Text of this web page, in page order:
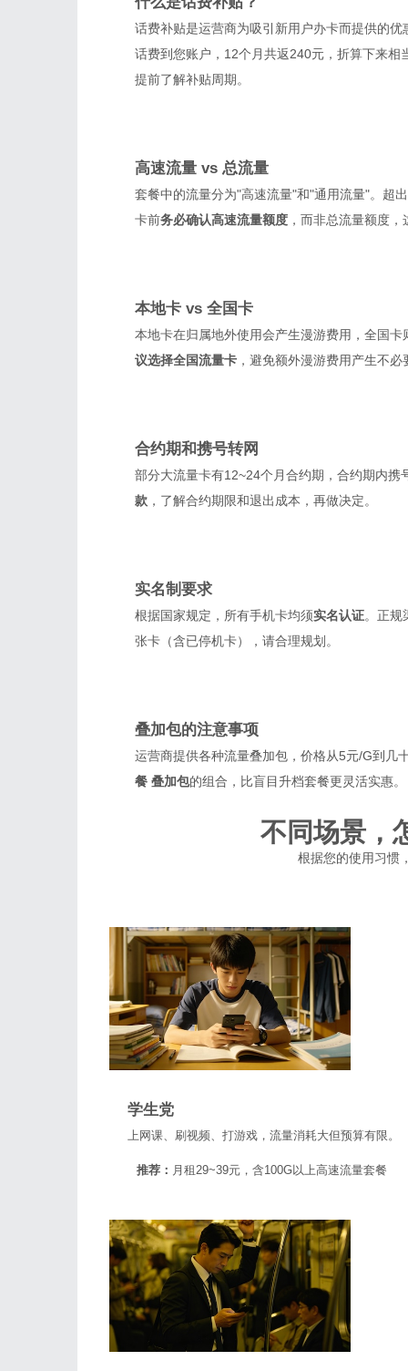
话费补贴是运营商为吸引新用户办卡而提供的
话费到您账户，12个月共返240元，折算下来相
提前了解补贴周期。
高速流量 vs 总流量
套餐中的流量分为"高速流量"和"通用流量"。超
卡前务必确认高速流量额度 ，而非总流量额度
本地卡 vs 全国卡
本地卡在归属地外使用会产生漫游费用，全国
议选择全国流量卡 ，避免额外漫游费用产生不必
合约期和携号转网
部分大流量卡有12~24个月合约期，合约期内携
款 ，了解合约期限和退出成本，再做决定。
实名制要求
根据国家规定，所有手机卡均须实名认证。正规
张卡（含已停机卡），请合理规划。
叠加包的注意事项
运营商提供各种流量叠加包，价格从5元/G到几
餐 叠加包的组合，比盲目升档套餐更灵活实惠。
不同场景，
根据您的使用习惯
学生党
上网课、刷视频、打游戏，流量消耗大但预算有限。
推荐： 月租29~39元，含100G以上高速流量套餐